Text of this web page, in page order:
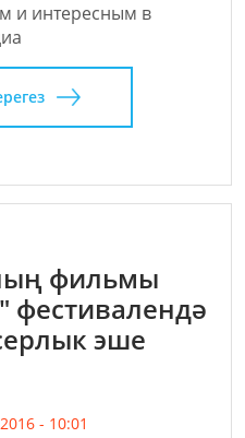
и интересным в
фильмы
фестивалендә
эше
- 10:01